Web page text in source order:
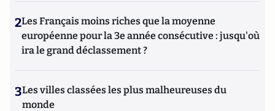
2Les Français moins riches que la moyenne
européenne pour la 3e année consécutive : jusqu'où
ira le grand déclassement ?
3Les villes classées les plus malheureuses du
monde